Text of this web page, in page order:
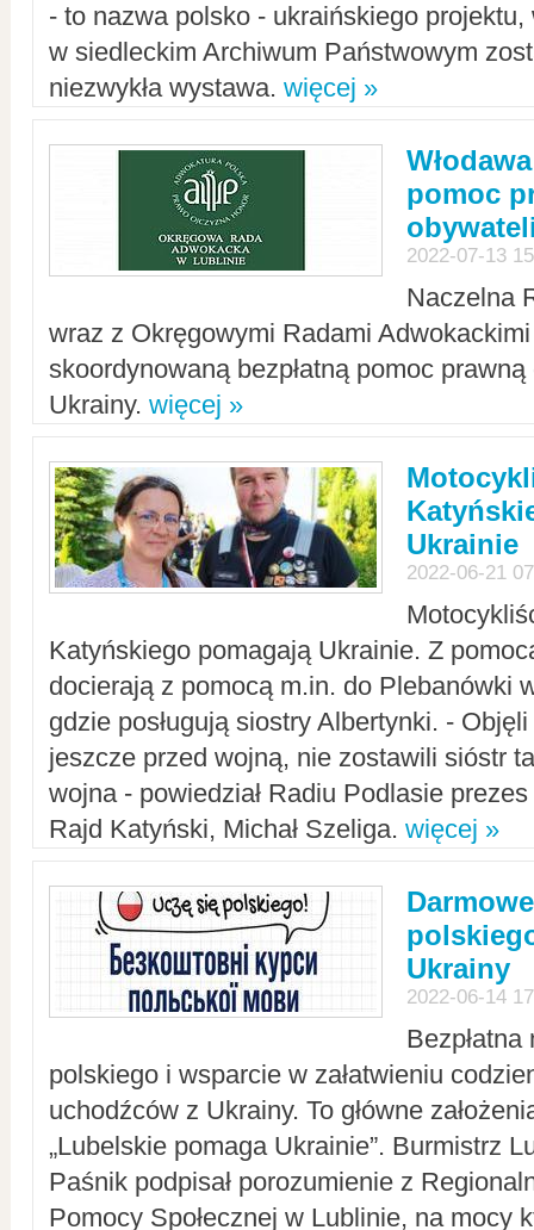
- to nazwa polsko - ukraińskiego
w siedleckim Archiwum Państwowym
niezwykła wystawa. więcej »
pomoc
2022-07-13
Naczelna
wraz z Okręgowymi Radami Adwokackimi
skoordynowaną bezpłatną pomoc
Ukrainy. więcej »
Ukrainie
2022-06-21
Katyńskiego pomagają Ukrainie. Z
docierają z pomocą m.in. do Plebanówki
gdzie posługują siostry Albertynki. -
jeszcze przed wojną, nie zostawili sióstr
wojna - powiedział Radiu Podlasie
Rajd Katyński, Michał Szeliga. więcej »
Ukrainy
2022-06-14
polskiego i wsparcie w załatwieniu
uchodźców z Ukrainy. To główne
„Lubelskie pomaga Ukrainie”. Burmistrz
Paśnik podpisał porozumienie z
Pomocy Społecznej w Lublinie, na mocy